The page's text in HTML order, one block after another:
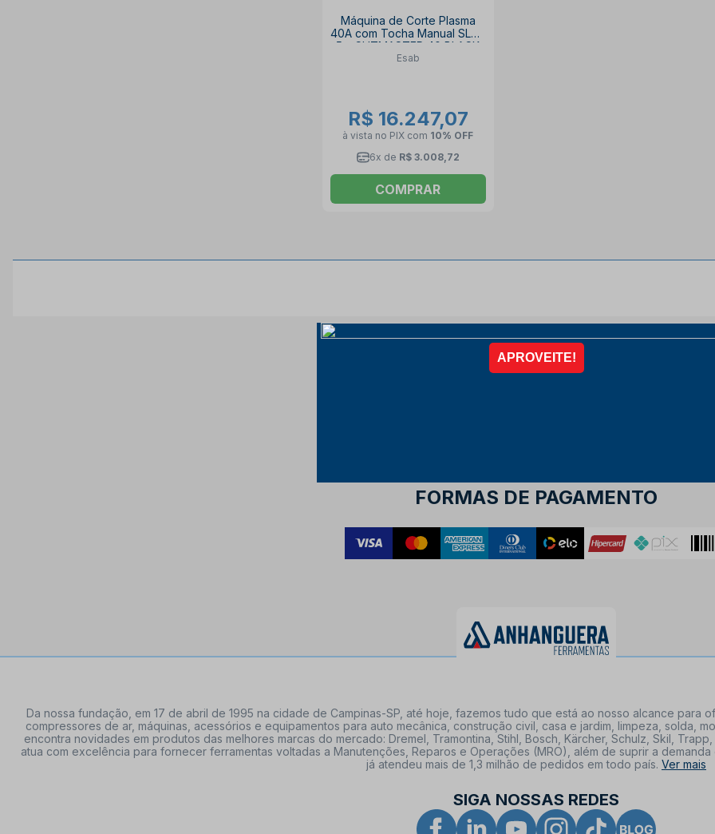
Máquina de Corte Plasma
40A com Tocha Manual SL60
5m CUTMASTER 40 BLACK
ESAB
Esab
R$ 16.247,07
à vista no PIX com 10% OFF
6x de R$ 3.008,72
COMPRAR
FORMAS DE PAGAMENTO
Da nossa fundação, em 17 de abril de 1995 na cidade de Campinas-SP, até hoje, fazemos tudo que está ao nosso alcance para
compressores de ar, máquinas, acessórios e equipamentos para auto mecânica, construção civil, casa e jardim, limpeza, solda,
encontra novidades em produtos das melhores marcas do mercado: Dremel, Tramontina, Stihl, Bosch, Kärcher, Schulz, Skil,
atua com excelência para fornecer ferramentas voltadas a Manutenções, Reparos e Operações (MRO), além de suprir a
já atendeu mais de 1,3 milhão de pedidos em todo país. Ver mais
SIGA NOSSAS REDES